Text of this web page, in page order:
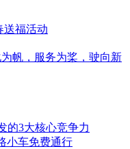
送福活动
帆，服务为桨，驶向新
的3大核心竞争力
小车免费通行